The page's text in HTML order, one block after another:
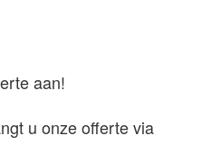
aan!
u onze offerte via